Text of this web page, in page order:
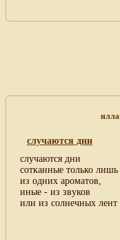
илла
случаются дни
случаются дни
сотканные только лишь
из одних ароматов,
иные - из звуков
или из солнечных лент